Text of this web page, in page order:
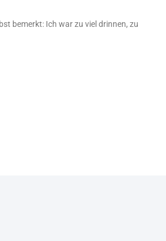
bemerkt: Ich war zu viel drinnen, zu